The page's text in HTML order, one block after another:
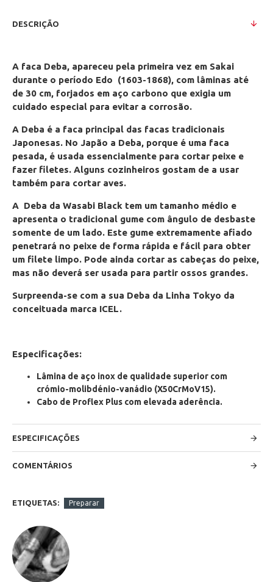
DESCRIÇÃO
A faca Deba, apareceu pela primeira vez em Sakai
durante o período Edo (1603-1868), com lâminas até
de 30 cm, forjados em aço carbono que exigia um
cuidado especial para evitar a corrosão.
A Deba é a faca principal das facas tradicionais
Japonesas. No Japão a Deba, porque é uma faca
pesada, é usada essencialmente para cortar peixe e
fazer filetes. Alguns cozinheiros gostam de a usar
também para cortar aves.
A Deba da Wasabi Black tem um tamanho médio e
apresenta o tradicional gume com ângulo de desbaste
somente de um lado. Este gume extremamente afiado
penetrará no peixe de forma rápida e fácil para obter
um filete limpo. Pode ainda cortar as cabeças do peixe,
mas não deverá ser usada para partir ossos grandes.
Surpreenda-se com a sua Deba da Linha Tokyo da
conceituada marca ICEL.
Especificações:
Lâmina de aço inox de qualidade superior com
crómio-molibdénio-vanádio (X50CrMoV15).
Cabo de Proflex Plus com elevada aderência.
ESPECIFICAÇÕES
COMENTÁRIOS
ETIQUETAS: Preparar